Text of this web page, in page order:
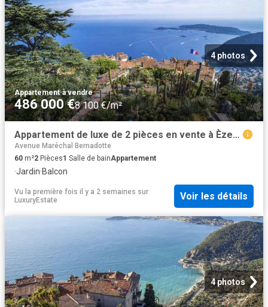
4 photos
Appartement·à vendre
486 000 €8 100 €/m²
Appartement de luxe de 2 pièces en vente à Èze, Provence Alpes Côte d'Azur
Avenue Maréchal Bernadotte
60 m²2 Pièces1 Salle de bainAppartement
·Jardin·Balcon
Vu la première fois il y a 2 semaines sur
LuxuryEstate
Voir les détails
4 photos